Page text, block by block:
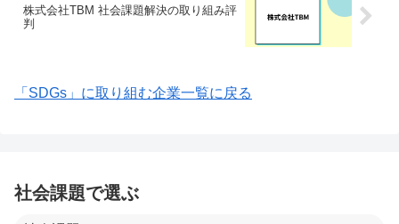
株式会社TBM 社会課題解決の取り組み評
判
「SDGs」に取り組む企業一覧に戻る
社会課題で選ぶ